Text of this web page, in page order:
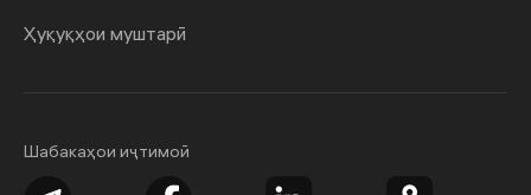
Шабакаҳои иҷтимоӣ
Ҳуқуқҳои муштарӣ